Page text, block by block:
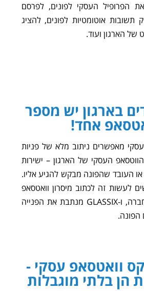
את הפרופיל העסקי לפונים, לפרסם
תשובות אוטומטיות לפונים, להציג
של הארגון ועוד.
בארגון יש מספר
אחד!
מאפשרים ניתוב מלא של פניות
העסקי של הארגון – ישירות
העובד שהפונה מבקש להגיע אליו.
לעשות זה לכתוב מיסרון וואטסאפ
רגיל למספר של החברה, ו-GLASSIX מנתבת את הפנייה
הפונה.
וואטסאפ עסקי -
הן בלתי מוגבלות